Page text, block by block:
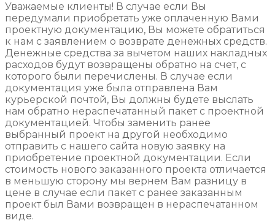
Уважаемые клиенты! В случае если Вы
передумали приобретать уже оплаченную Вами
проектную документацию, Вы можете обратиться
к нам с заявлением о возврате денежных средств.
Денежные средства за вычетом наших накладных
расходов будут возвращены обратно на счет, с
которого были перечислены. В случае если
документация уже была отправлена Вам
курьерской почтой, Вы должны будете выслать
нам обратно нераспечатанный пакет с проектной
документацией. Чтобы заменить ранее
выбранный проект на другой необходимо
отправить с нашего сайта новую заявку на
приобретение проектной документации. Если
стоимость нового заказанного проекта отличается
в меньшую сторону мы вернем Вам разницу в
цене в случае если пакет с ранее заказанным
проект был Вами возвращен в нераспечатанном
виде.